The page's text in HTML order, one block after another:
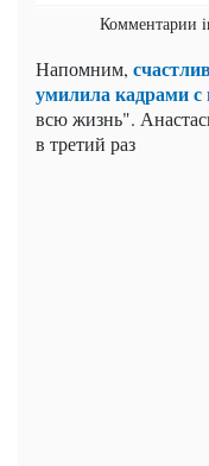
Комментарии
Напомним,
умилила кадрами
всю жизнь".
в третий раз